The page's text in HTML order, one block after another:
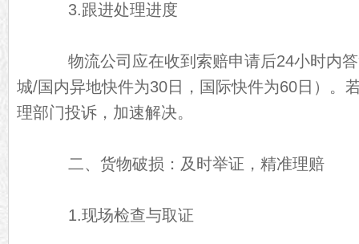
3.跟进处理进度
物流公司应在收到索赔申请后24小时内答
城/国内异地快件为30日，国际快件为60日）。
理部门投诉，加速解决。
二、货物破损：及时举证，精准理赔
1.现场检查与取证